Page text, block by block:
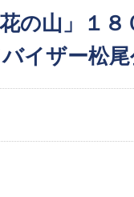
の山」１８
イザー松尾